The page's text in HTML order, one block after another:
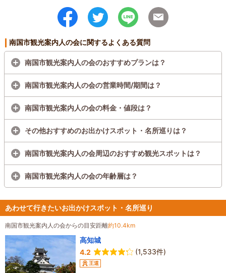
南国市観光案内人の会に関するよくある質問
南国市観光案内人の会のおすすめプランは？
南国市観光案内人の会の営業時間/期間は？
南国市観光案内人の会の料金・値段は？
その他おすすめのお出かけスポット・名所巡りは？
南国市観光案内人の会周辺のおすすめ観光スポットは？
南国市観光案内人の会の年齢層は？
あわせて行きたいお出かけスポット・名所巡り
南国市観光案内人の会からの目安距離約10.4km
高知城
4.2
(1,533件)
王道